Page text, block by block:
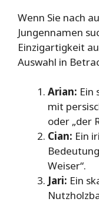
Wenn Sie nach
Jungennamen
Einzigartigkeit
Auswahl in
Arian: Ein
mit
oder „der
Cian: Ein
Weiser“.
Jari: Ein